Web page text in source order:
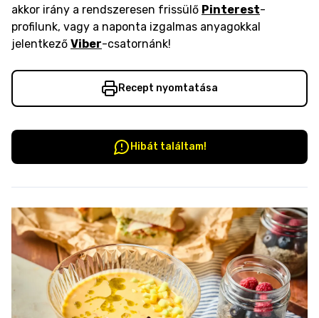
akkor irány a rendszeresen frissülő Pinterest-
profilunk, vagy a naponta izgalmas anyagokkal
jelentkező Viber-csatornánk!
Recept nyomtatása
Hibát találtam!